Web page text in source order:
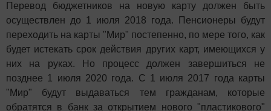
Перевод бюджетников на новую карту должен быть
осуществлен до 1 июля 2018 года. Пенсионеры будут
переходить на карты "Мир" постепенно, по мере того, как
будет истекать срок действия других карт, имеющихся у
них на руках. Но процесс должен завершиться не
позднее 1 июля 2020 года. С 1 июля 2017 года карты
"Мир" будут выдаваться тем гражданам, которые
обратятся в банк за открытием нового "пластикового"